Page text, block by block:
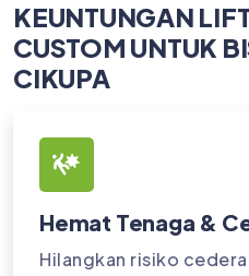
KEUNTUNGAN
CUSTOM UNTUK
CIKUPA
Hemat Tenaga &
Hilangkan risiko